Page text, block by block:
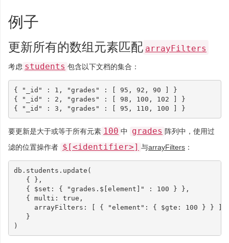
例子
更新所有的数组元素匹配 arrayFilters
考虑 students 包含以下文档的集合：
{ "_id" : 1 , "grades" : [ 95 , 92 , 90 ]
}
{
"_id" : 2 , "grades" : [ 98 , 100 , 102 ]
}
{
"_id" : 3 , "grades" : [ 95 , 110 , 100 ] }
要更新是大于或等于所有元素 100 中 grades 阵列中，使用过
滤的位置操作者 $[<identifier>] 与arrayFilters ：
db . students . update (
{
},
{
$set : { "grades.$[element]" : 100 }
},
{ multi : true ,
arrayFilters : [ { "element" : { $gte : 100 } }
]
}
)